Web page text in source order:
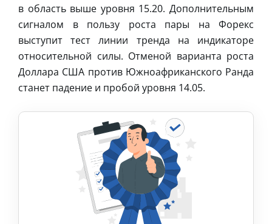
в область выше уровня 15.20. Дополнительным
сигналом в пользу роста пары на Форекс
выступит тест линии тренда на индикаторе
относительной силы. Отменой варианта роста
Доллара США против Южноафриканского Ранда
станет падение и пробой уровня 14.05.